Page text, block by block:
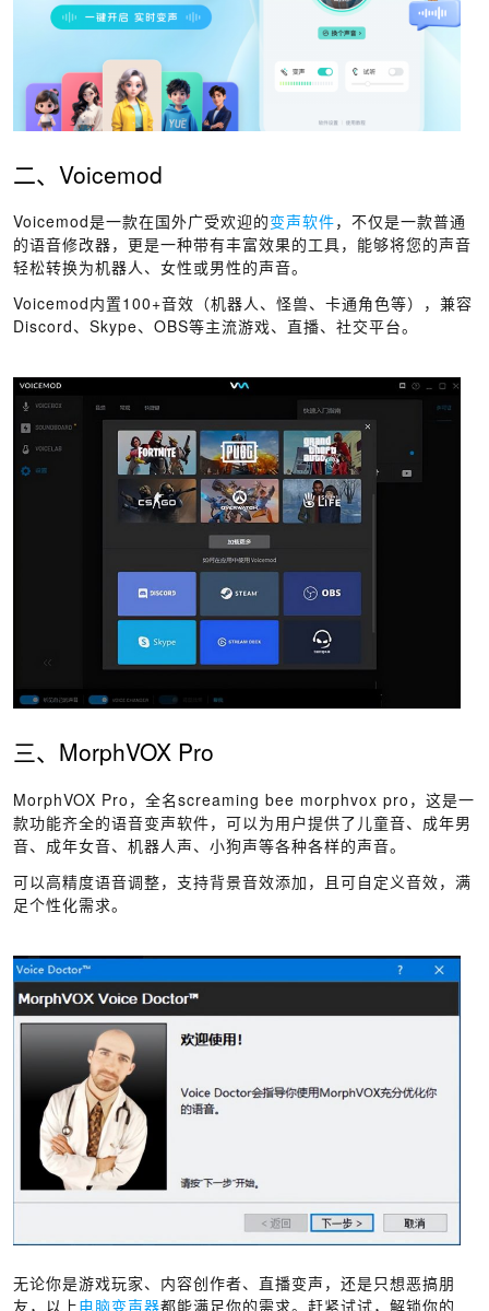
二、Voicemod
Voicemod是一款在国外广受欢迎的变声软件，不仅是一款普通
的语音修改器，更是一种带有丰富效果的工具，能够将您的声音
轻松转换为机器人、女性或男性的声音。
Voicemod内置100+音效（机器人、怪兽、卡通角色等），兼容
Discord、Skype、OBS等主流游戏、直播、社交平台。
三、MorphVOX Pro
MorphVOX Pro，全名screaming bee morphvox pro，这是一
款功能齐全的语音变声软件，可以为用户提供了儿童音、成年男
音、成年女音、机器人声、小狗声等各种各样的声音。
可以高精度语音调整，支持背景音效添加，且可自定义音效，满
足个性化需求。
无论你是游戏玩家、内容创作者、直播变声，还是只想恶搞朋
友，以上电脑变声器都能满足你的需求。赶紧试试，解锁你的